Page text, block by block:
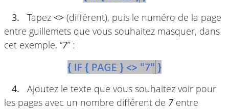
3. Tapez <> (différent), puis le numéro de la page
entre guillemets que vous souhaitez masquer, dans
cet exemple, “7” :
4.
Ajoutez le texte que vous souhaitez voir pour
les pages avec un nombre différent de 7 entre